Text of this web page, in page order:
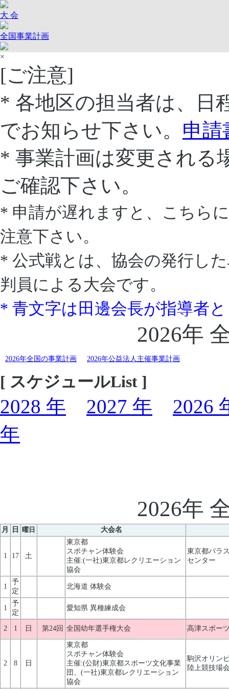
大 会
全国事業計画
×
[ご注意]
* 各地区の担当者は、日
でお知らせ下さい。 申請
* 事業計画は変更される
ご確認下さい。
* 申請が遅れますと、こちら
注意下さい。
* 公式戦とは、協会の発行し
判員による大会です。
* 青文字は田邊会長が指導者
2026年
2026年全国の事業計画 2026年公益法人主催事業計画
[ スケジュールList ]
2028 年 2027 年
2026
年
2026年
月 日 曜日 大会名
1 17 土
東京都
スポチャン体験会
主催:(一社)東京都レクリエーション
協会
東京都パラ
センター
1
予
定
北海道 体験会
1
予
定
愛知県 異種練成会
2 1 日 第24回 全国幼年選手権大会 高津スポー
2 8 日
東京都
スポチャン体験会
主催:(公財)東京都スポーツ文化事業
団、(一社)東京都レクリエーション
協会
駒沢オリン
陸上競技場